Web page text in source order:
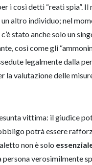
i così detti “reati spia”.
altro individuo; nel
stato anche solo un
così come gli
legalmente dalla
valutazione delle
vittima: il giudice
potrà essere
non è solo
persona verosimilmente